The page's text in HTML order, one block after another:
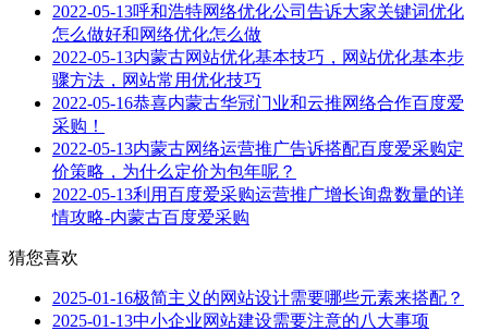
2022-05-13呼和浩特网络优化公司告诉大家关键词优化
怎么做好和网络优化怎么做
2022-05-13内蒙古网站优化基本技巧，网站优化基本步
骤方法，网站常用优化技巧
2022-05-16恭喜内蒙古华冠门业和云推网络合作百度爱
采购！
2022-05-13内蒙古网络运营推广告诉搭配百度爱采购定
价策略，为什么定价为包年呢？
2022-05-13利用百度爱采购运营推广增长询盘数量的详
情攻略-内蒙古百度爱采购
猜您喜欢
2025-01-16极简主义的网站设计需要哪些元素来搭配？
2025-01-13中小企业网站建设需要注意的八大事项